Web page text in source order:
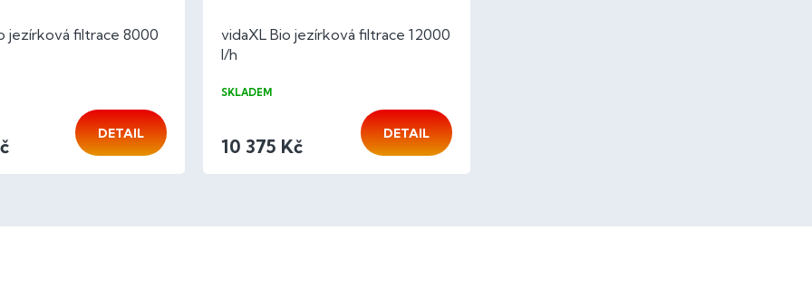
jezírková filtrace 8000
DETAIL
vidaXL Bio jezírková filtrace 12000
l/h
SKLADEM
10 375 Kč
DETAIL
v